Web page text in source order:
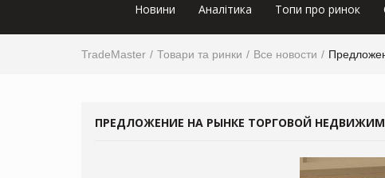
Новини Аналітика Топи про ринок
TradeMaster Товари та ринки Все новости
ПРЕДЛОЖЕНИЕ НА РЫНКЕ ТОРГОВОЙ